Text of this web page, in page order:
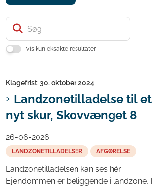
Søg
Vis kun eksakte resultater
Klagefrist: 30. oktober 2024
Landzonetilladelse til
nyt skur, Skovvænget 8
26-06-2026
LANDZONETILLADELSER AFGØRELSE
Landzonetilladelsen kan ses hér
Ejendommen er beliggende i